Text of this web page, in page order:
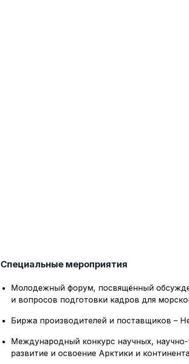
Специальные мероприятия
Молодежный форум, посвящённый
и вопросов подготовки кадров для
Биржа производителей и поставщиков –
Международный конкурс научных,
развитие и освоение Арктики и